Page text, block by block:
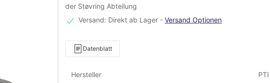
der Støvring Abteilung
Versand: Direkt ab Lager - Versand Optionen
Datenblatt
Hersteller PTI